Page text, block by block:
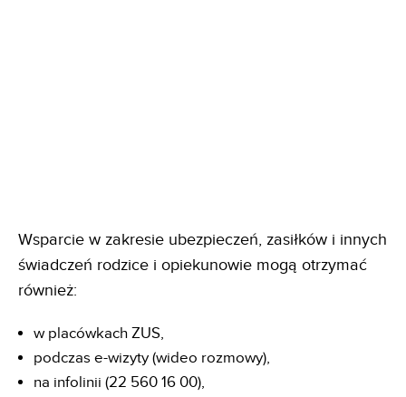
Wsparcie w zakresie ubezpieczeń, zasiłków i innych
świadczeń rodzice i opiekunowie mogą otrzymać
również:
w placówkach ZUS,
podczas e-wizyty (wideo rozmowy),
na infolinii (22 560 16 00),